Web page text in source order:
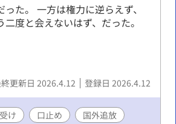
た。 一方は権力に逆らえず、
度と会えないはず、だった。
更新日 2026.4.12 登録日 2026.4.12
け 口止め
国外追放